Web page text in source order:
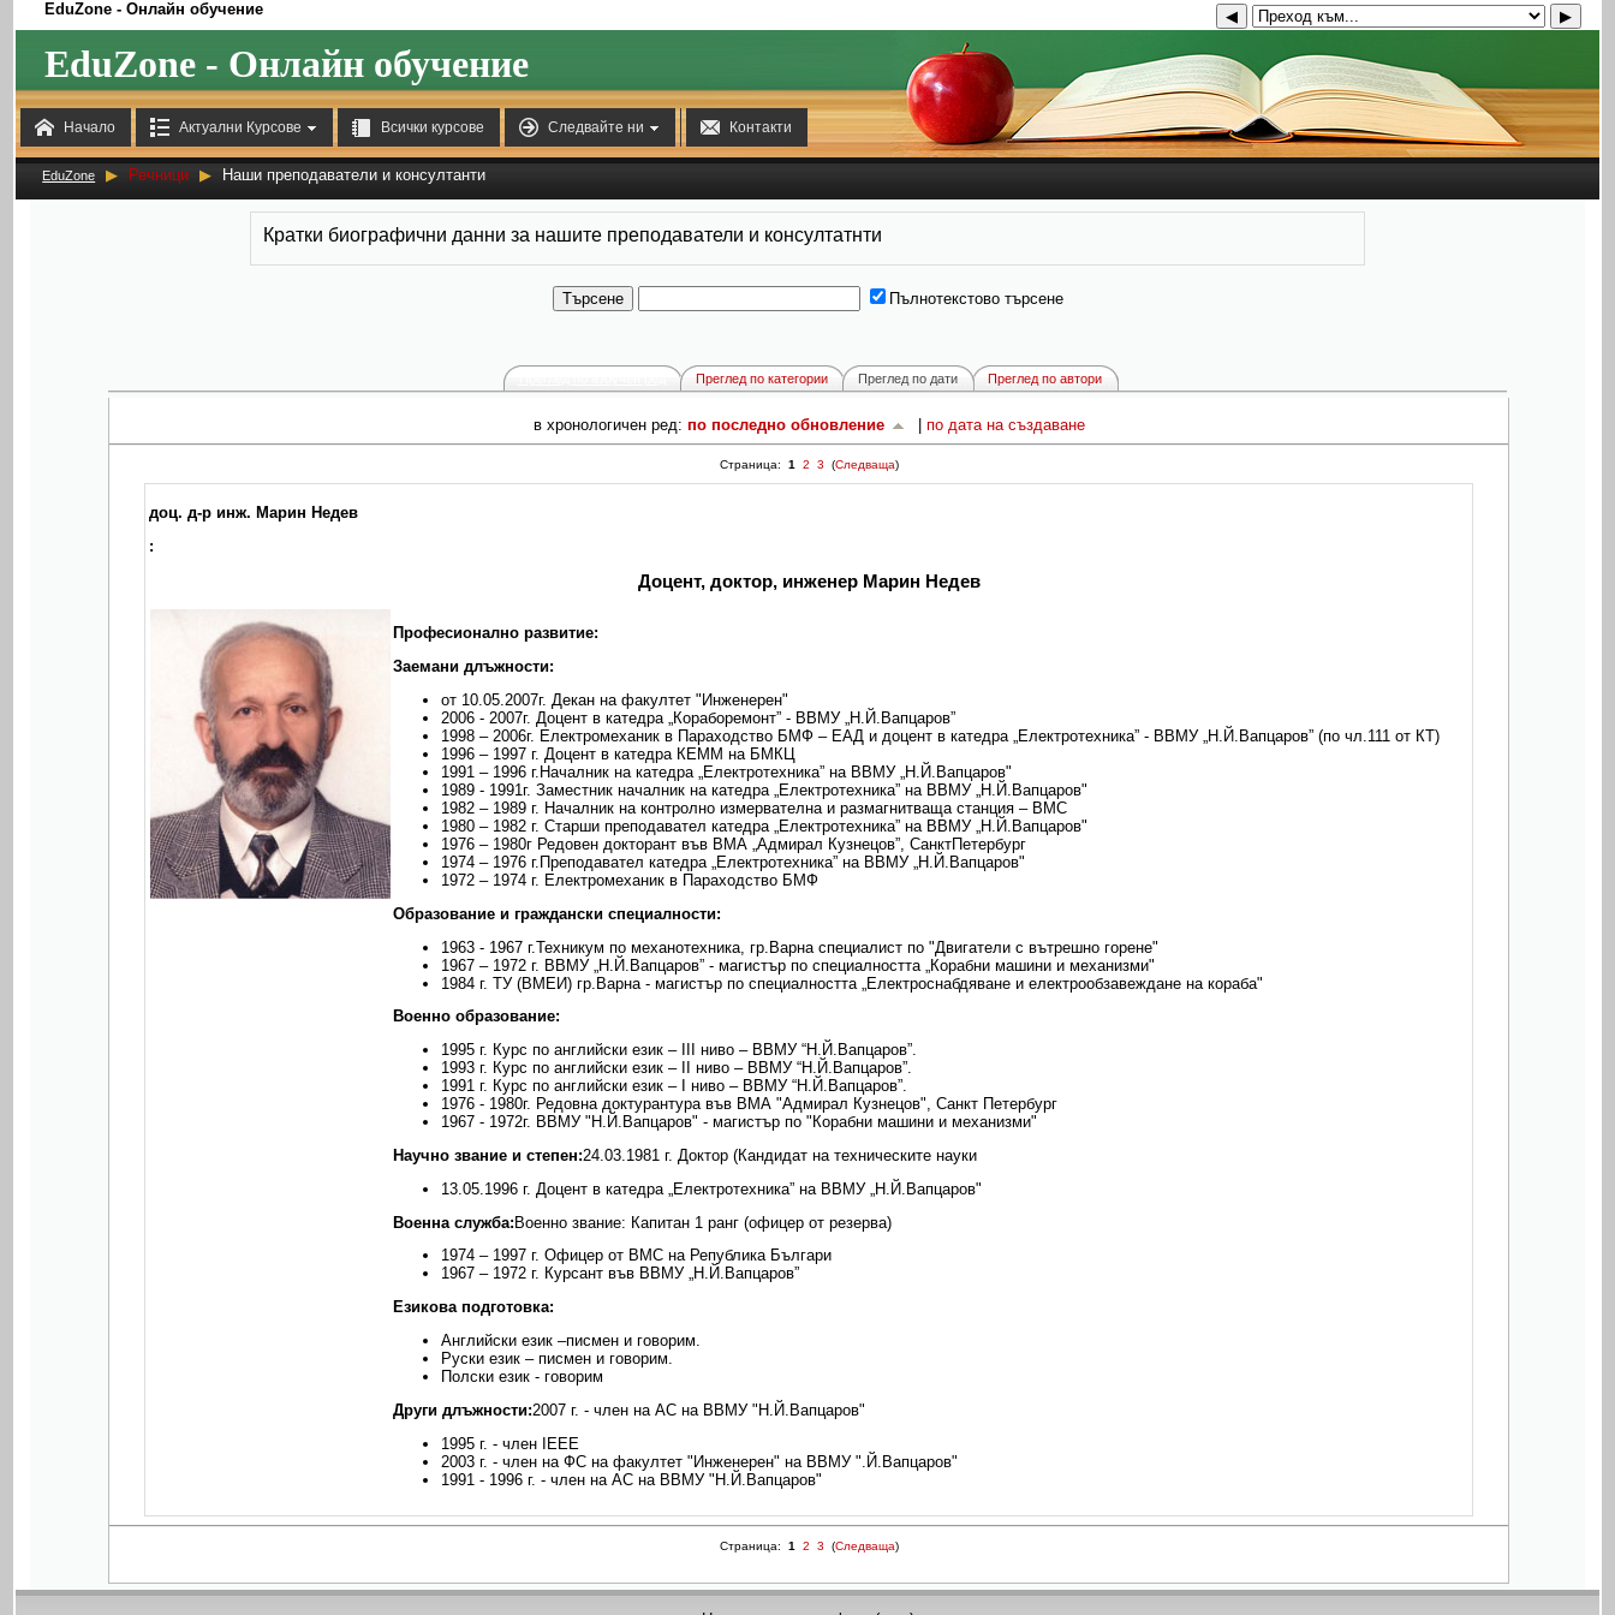
 Начало  Актуални Курсове  Всички курсове  Следвайте ни  Контакти
EduZone - Онлайн обучение ◀ ▶
EduZone - Онлайн обучение
EduZone ▶ Речници ▶ Наши преподаватели и консултанти
Кратки биографични данни за нашите преподаватели и консултатнти
Пълнотекстово търсене
Преглед по категории Преглед по дати Преглед по автори
в хронологичен ред: по последно обновление по дата на създаване
Страница: 1 2 3 (Следваща)
доц. д-р инж. Марин Недев
:
Доцент, доктор, инженер Марин Недев
Професионално развитие:
Заемани длъжности:
от 10.05.2007г. Декан на факултет "Инженерен"
2006 - 2007г. Доцент в катедра „Кораборемонт” - ВВМУ „Н.Й.Вапцаров”
1998 – 2006г. Електромеханик в Параходство БМФ – ЕАД и доцент в катедра „Електротехника” - ВВМУ „Н.Й.Вапцаров” (по чл.111 от КТ)
1996 – 1997 г. Доцент в катедра КЕММ на БМКЦ
1991 – 1996 г.Началник на катедра „Електротехника” на ВВМУ „Н.Й.Вапцаров"
1989 - 1991г. Заместник началник на катедра „Електротехника” на ВВМУ „Н.Й.Вапцаров"
1982 – 1989 г. Началник на контролно измервателна и размагнитваща станция – ВМС
1980 – 1982 г. Старши преподавател катедра „Електротехника” на ВВМУ „Н.Й.Вапцаров"
1976 – 1980г Редовен докторант във ВМА „Адмирал Кузнецов”, СанктПетербург
1974 – 1976 г.Преподавател катедра „Електротехника” на ВВМУ „Н.Й.Вапцаров"
1972 – 1974 г. Електромеханик в Параходство БМФ
Образование и граждански специалности:
1963 - 1967 г.Техникум по механотехника, гр.Варна специалист по "Двигатели с вътрешно горене"
1967 – 1972 г. ВВМУ „Н.Й.Вапцаров” - магистър по специалността „Корабни машини и механизми"
1984 г. ТУ (ВМЕИ) гр.Варна - магистър по специалността „Електроснабдяване и електрообзавеждане на кораба"
Военно образование:
1995 г. Курс по английски език – IІІ ниво – ВВМУ “Н.Й.Вапцаров”.
1993 г. Курс по английски език – II ниво – ВВМУ “Н.Й.Вапцаров”.
1991 г. Курс по английски език – I ниво – ВВМУ “Н.Й.Вапцаров”.
1976 - 1980г. Редовна доктурантура във ВМА "Адмирал Кузнецов", Санкт Петербург
1967 - 1972г. ВВМУ "Н.Й.Вапцаров" - магистър по "Корабни машини и механизми"
Научно звание и степен:24.03.1981 г. Доктор (Кандидат на техническите науки
13.05.1996 г. Доцент в катедра „Електротехника” на ВВМУ „Н.Й.Вапцаров"
Военна служба:Военно звание: Капитан 1 ранг (офицер от резерва)
1974 – 1997 г. Офицер от ВМС на Република Българи
1967 – 1972 г. Курсант във ВВМУ „Н.Й.Вапцаров”
Езикова подготовка:
Английски език –писмен и говорим.
Руски език – писмен и говорим.
Полски език - говорим
Други длъжности:2007 г. - член на АС на ВВМУ "Н.Й.Вапцаров"
1995 г. - член ІЕЕЕ
2003 г. - член на ФС на факултет "Инженерен" на ВВМУ ".Й.Вапцаров"
1991 - 1996 г. - член на АС на ВВМУ "Н.Й.Вапцаров"
Страница: 1 2 3 (Следваща)